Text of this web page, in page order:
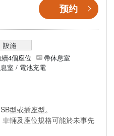
预约
設施
4個座位
帶休息室
室 / 電池充電
型或插座型。
車輛及座位規格可能於未事先